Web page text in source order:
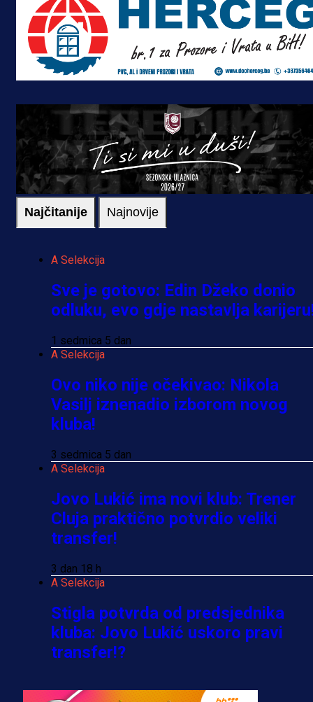
Najčitanije Najnovije
A Selekcija
Sve je gotovo: Edin Džeko donio
odluku, evo gdje nastavlja
1 sedmica 5 dan
A Selekcija
Ovo niko nije očekivao: Nikola
Vasilj iznenadio izborom novog
kluba!
3 sedmica 5 dan
A Selekcija
Jovo Lukić ima novi klub: Trener
Cluja praktično potvrdio veliki
transfer!
3 dan 18 h
A Selekcija
Stigla potvrda od predsjednika
kluba: Jovo Lukić uskoro pravi
transfer!?
A Selekcija